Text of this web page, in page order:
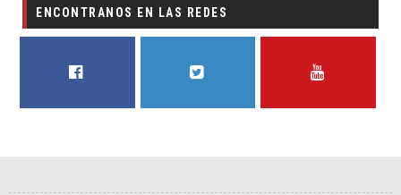
ENCONTRANOS EN LAS REDES